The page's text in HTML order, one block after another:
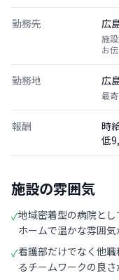
勤務先 広
施
お
勤務地 広
最
報酬
時
低
施設の雰囲気
✓地域密着型の病院と
ホームで温かな雰囲気
✓看護部だけでなく他
るチームワークの良さ